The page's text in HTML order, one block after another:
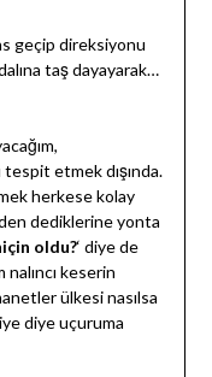
geçip direksiyonu
taş dayayarak…
tespit etmek dışında.
herkese kolay
dediklerine yonta
oldu?‘ diye de
nalıncı keserin
ülkesi nasılsa
diye uçuruma